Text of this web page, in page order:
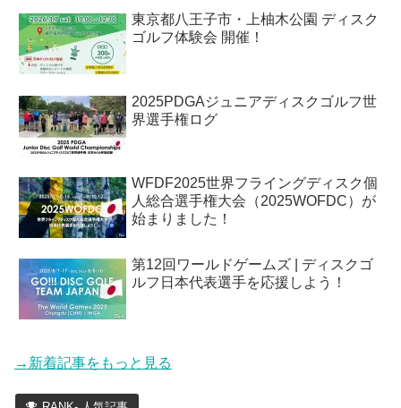
東京都八王子市・上柚木公園 ディスク
ゴルフ体験会 開催！
2025PDGAジュニアディスクゴルフ世
界選手権ログ
WFDF2025世界フライングディスク個
人総合選手権大会（2025WOFDC）が
始まりました！
第12回ワールドゲームズ | ディスクゴ
ルフ日本代表選手を応援しよう！
→新着記事をもっと見る